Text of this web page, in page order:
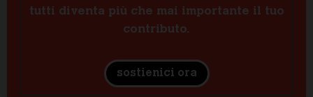
tutti diventa più che mai importante il tuo
contributo.
sostienici ora